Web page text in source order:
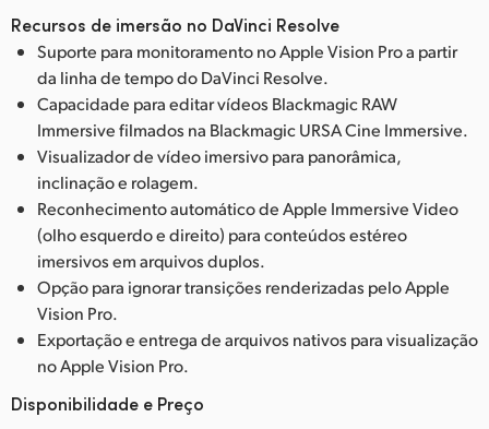
Recursos de imersão no DaVinci Resolve
Suporte para monitoramento no Apple Vision Pro a partir
da linha de tempo do DaVinci Resolve.
Capacidade para editar vídeos Blackmagic RAW
Immersive filmados na Blackmagic URSA Cine Immersive.
Visualizador de vídeo imersivo para panorâmica,
inclinação e rolagem.
Reconhecimento automático de Apple Immersive Video
(olho esquerdo e direito) para conteúdos estéreo
imersivos em arquivos duplos.
Opção para ignorar transições renderizadas pelo Apple
Vision Pro.
Exportação e entrega de arquivos nativos para visualização
no Apple Vision Pro.
Disponibilidade e Preço